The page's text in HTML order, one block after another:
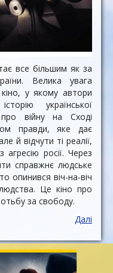
все більшим як за
Велика увага
у якому автори
української
про війну на Сході
правди, яке дає
й відчути ті реалії,
агресію росії. Через
справжнє людське
опинився віч-на-віч
Це кіно про
за свободу.
Далі